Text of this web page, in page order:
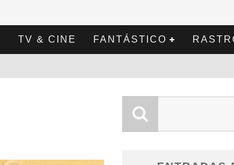
TV & CINE FANTÁSTICO